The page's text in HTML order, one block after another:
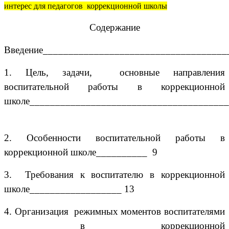
интерес для педагогов коррекционной школы
Содержание
1. Цель, задачи, основные направления
воспитательной работы в коррекционной
2. Особенности воспитательной работы в
коррекционной школе__________ 9
3. Требования к воспитателю в коррекционной
школе__________________ 13
4. Организация режимных моментов воспитателями
в коррекционной